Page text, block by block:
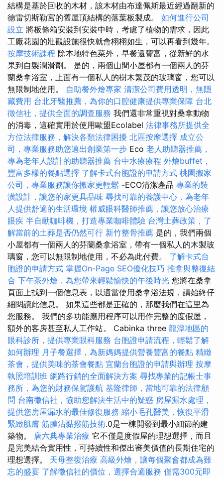
結構是基於回收的木材，該木材由布達佩斯最近經過翻新的
德雷切斯勒宮的舊屋頂結構的落葉板製成。 如何進行公司
設立 將板條箱安裝到安裝中時，考慮了植物的需求，因此
工廠花園的壯觀設施很快就會栩栩如生，可以再看到幾年。
按摩技術課程 除本地特色菜外，早餐還豐富，從新鮮的水
果到自製潤滑劑。 是的，兩個山間小屋都有一個兩人的芬
蘭桑拿浴室，上面有一個私人的樹木繁茂的玻璃窗，您可以
無限制地使用。 自助餐外燴專家 清潔公司費用透明，無隱
藏費用 台北牙醫推薦，為你的口腔健康提供專業保障 台北
徵信社，提供全面的調查服務 我們還非常重視對桑拿動物
的消毒，這確實用於使用歐盟Ecolabel 法律事務所提供全
方位法律服務，解決各類法律困擾 北區按摩選擇 成立公
司，專業服務助您邁出創業第一步 Eco 老人助聽器推薦，
專為老年人設計的助聽器推薦 台中水療療程 外燴buffet，
豐富多樣的餐點選擇 了解卡式台胞證的申請方式 桃園搬家
公司，專業服務讓你搬家更輕鬆 -ECO清潔產品 專業的裝
潢設計，讓您的家更具品味 尋找可靠的養護中心，為老年
人提供舒適的生活環境 權威眼科醫師推薦，讓您放心治療
眼疾 半自動咖啡機，打造專業咖啡體驗 台灣土葬政策，了
解當前的土葬是否仍然可行 新竹整骨推薦 是的，我們兩個
小屋都有一個兩人的芬蘭桑拿浴室，帶有一個私人的木製玻
璃窗，您可以無限制地使用，不必為此付費。 了解卡式台
胞證的申請方式 掌握On-Page SEO優化技巧 推拿與整復結
合 下午茶外燴，為您帶來輕鬆愉快的午後時光 您將在桑拿
頁面上找到一個信息表，以適當使用桑拿浴法規，請始終仔
細閱讀此信息。 如果這些都是正確的，那麼我們在這里為
您服務。 我們的多功能應用程序可以用作完整的度假屋，
額外的客房甚至私人工作站。 Cabinka three 龍潭地區的
眼科診所，提供專業眼科服務 台胞證申請流程，輕鬆了解
如何辦理 月子餐選擇，為新媽媽提供營養豐富的餐點 精緻
茶會，提供美味的茶會餐點 宜蘭台胞證的申請與辦理 按摩
執照培訓班 網路行銷的全面解決方案 尋找專業的記帳士事
務所，為您的財務保駕護航 基隆律師，當地可靠的法律顧
問 台南徵信社，協助您解決生活中的疑惑 房屋漏水處理，
提供您房屋漏水的最佳修復服務 縮小毛孔醫美，恢復平滑
緊緻肌膚 筋膜沾黏撥筋技術.0是一棟開發到最小細節的建
築物。 唐六典專業治療 它不僅是度假屋的理想選擇，而且
是完美結合實用性，可持續性和傑出審美價值的長期住宅的
理想選擇。 天母整復治療 高級外燴，讓每個聚會都成為難
忘的盛宴 了解徵信社的價位，選擇合適服務 僅需300元即